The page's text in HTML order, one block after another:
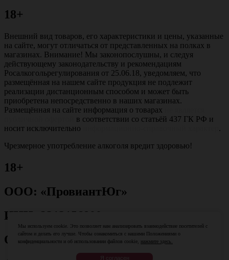
18+
Внешний вид товаров, его характеристики и цены, указанные
на сайте, могут отличаться от представленных на полках в
магазинах. Внимание! Мы законопослушны, и следуя
действующему законодательству и рекомендациям
Росалкогольрегулирования от 25.06.18, уведомляем, что
размещённая на нашем сайте продукция не подлежит
реализации дистанционным способом и может быть
приобретена непосредственно в наших магазинах.
Размещённая на сайте информация о товарах
в соответствии со статьёй 437 ГК РФ и
носит исключительно
.
Чрезмерное употребление алкоголя вредит здоровью!
18+
ООО: «ПровиантЮг»
ИНН: 2312156800
ОГРН: 1082312013079
Мы используем cookie. Это позволяет нам анализировать взаимодействие посетителей с
сайтом и делать его лучше. Чтобы ознакомиться с нашими Положениями о
конфиденциальности и об использовании файлов cookie, нажмите здесь.
Я согласен